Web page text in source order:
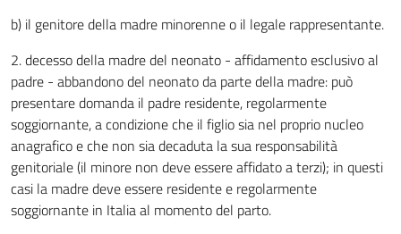
b) il genitore della madre minorenne o il legale rappresentante.
2. decesso della madre del neonato - affidamento esclusivo al
padre - abbandono del neonato da parte della madre: può
presentare domanda il padre residente, regolarmente
soggiornante, a condizione che il figlio sia nel proprio nucleo
anagrafico e che non sia decaduta la sua responsabilità
genitoriale (il minore non deve essere affidato a terzi); in questi
casi la madre deve essere residente e regolarmente
soggiornante in Italia al momento del parto.